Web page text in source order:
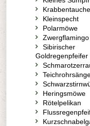
Kleinspecht
Polarmöwe
Zwergflamingo
Sibirischer
Goldregenpfeifer
Heringsmöwe
Rötelpelikan